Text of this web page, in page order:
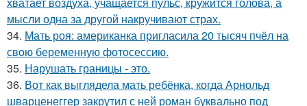
мысли одна за другой накручивают страх.
34. Мать роя: американка пригласила 20 тысяч пчёл на
свою беременную фотосессию.
35. Нарушать границы - это.
36. Вот как выглядела мать ребёнка, когда Арнольд
шварценеггер закрутил с ней роман буквально под